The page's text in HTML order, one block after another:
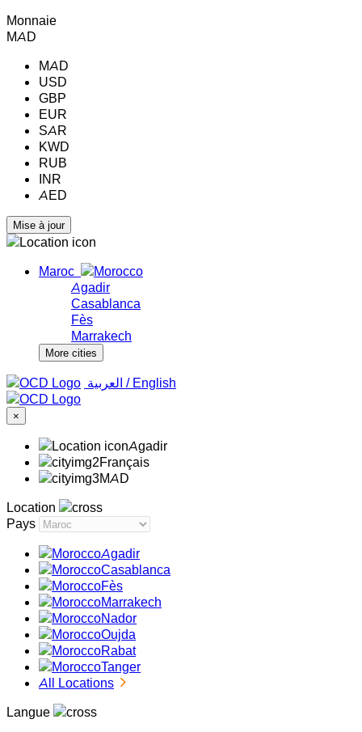
Monnaie
MAD
MAD
USD
GBP
EUR
SAR
KWD
RUB
INR
AED
Maroc
Agadir
Casablanca
Fès
Marrakech
More cities
‏العربية ‏ / English
×
Agadir
Français
MAD
Location
Pays
Agadir
Casablanca
Fès
Marrakech
Nador
Oujda
Rabat
Tanger
All Locations
Langue